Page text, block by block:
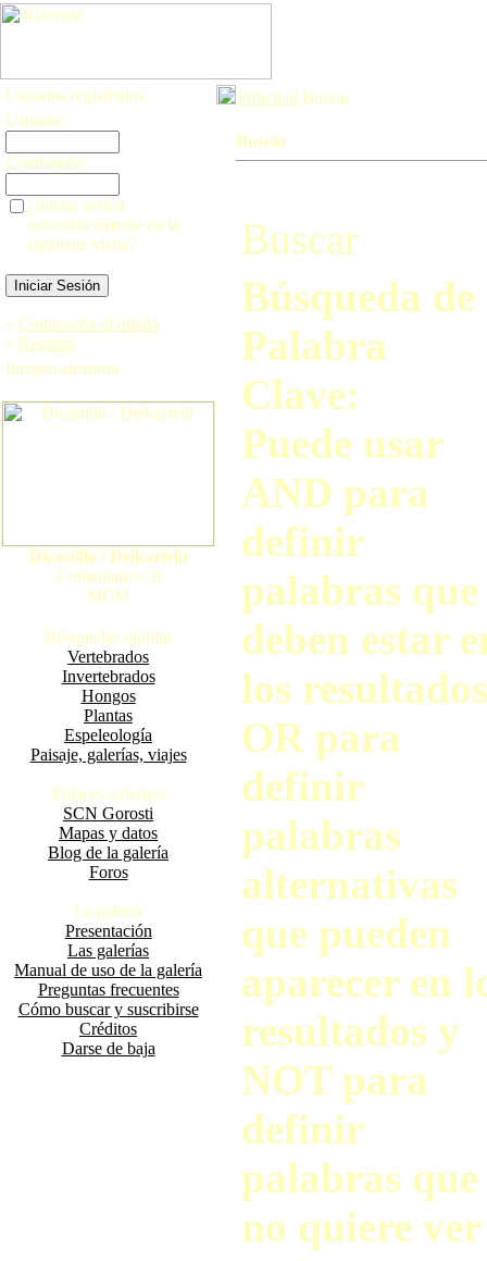
Usuarios registrados
Usuario:
Contraseña:
¿Iniciar sesión
automáticamente en la
siguiente visita?
» Contraseña olvidada
» Registro
Imagen aleatoria
Dicastillo / Deikaztelu
Comentarios: 0
MCM
Búsquedas rápidas
Vertebrados
Invertebrados
Hongos
Plantas
Espeleología
Paisaje, galerías, viajes
Enlaces externos
SCN Gorosti
Mapas y datos
Blog de la galería
Foros
La galería
Presentación
Las galerías
Manual de uso de la galería
Preguntas frecuentes
Cómo buscar y suscribirse
Créditos
Darse de baja
Principal Buscar
Buscar
Buscar
Búsqueda de
Palabra
Clave:
Puede usar
AND para
definir
palabras que
deben estar
los
OR para
definir
palabras
alternativas
que pueden
aparecer en
resultados y
NOT para
definir
palabras que
no quiere ver